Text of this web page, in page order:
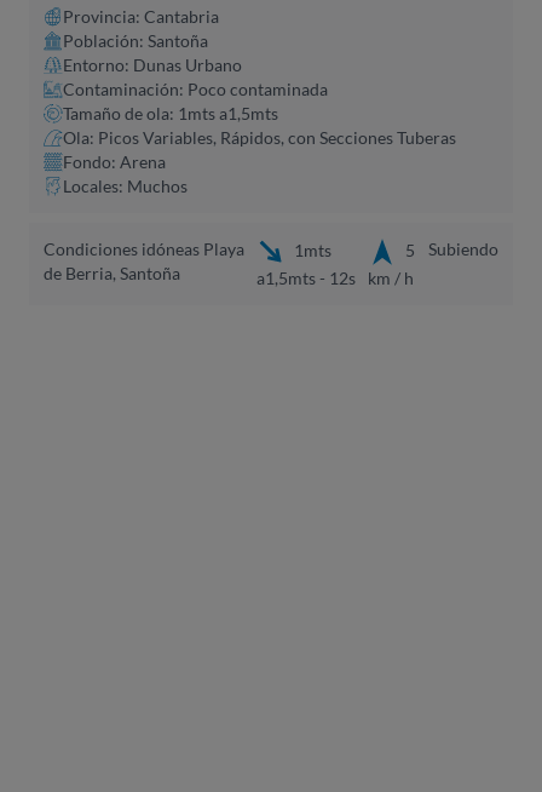
Provincia: Cantabria
Población: Santoña
Entorno: Dunas Urbano
Contaminación: Poco contaminada
Tamaño de ola: 1mts a1,5mts
Ola: Picos Variables, Rápidos, con Secciones Tuberas
Fondo: Arena
Locales: Muchos
Condiciones idóneas Playa
de Berria, Santoña
1mts
a1,5mts - 12s
5
km / h
Subiendo